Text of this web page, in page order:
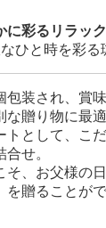
に彩るリラッ
ひと時を彩
包装され、賞
贈り物に最適
トとして、こ
せ。
そ、お父様の
贈ることがで